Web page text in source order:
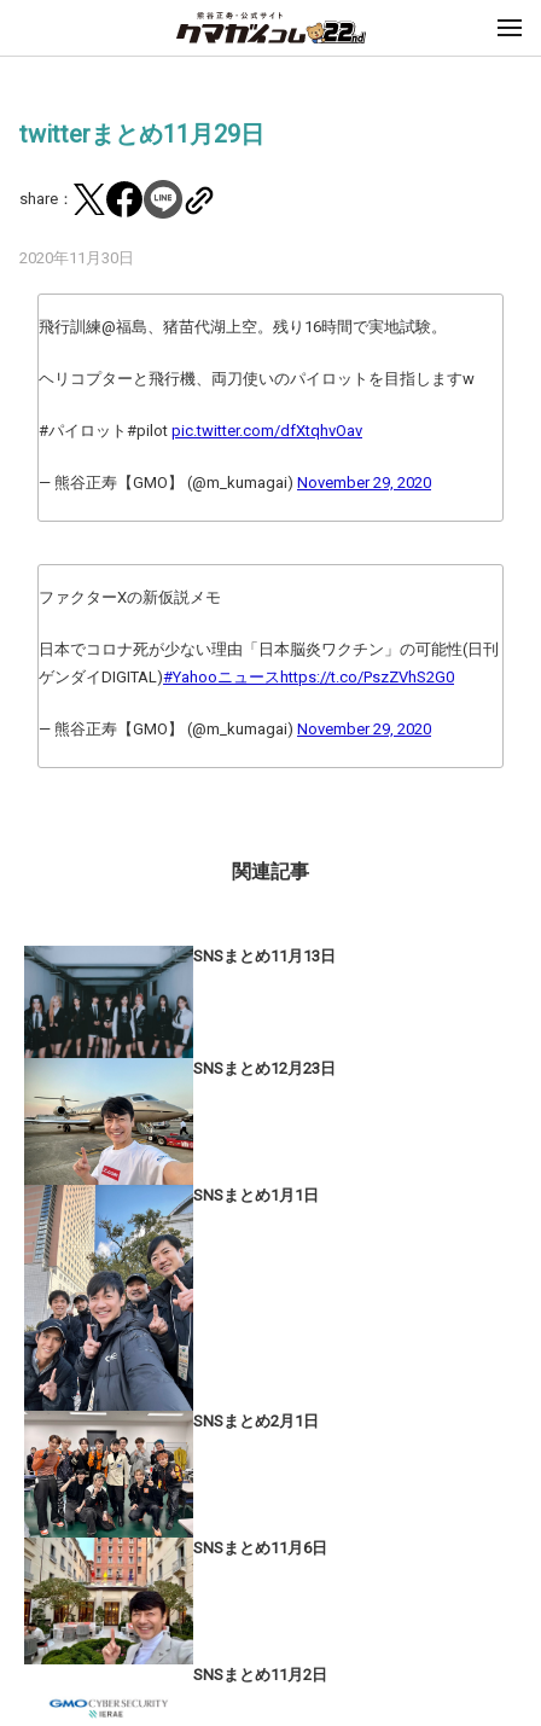
twitterまとめ11月29日
share：
2020年11月30日
飛行訓練@福島、猪苗代湖上空。残り16時間で実地試験。
ヘリコプターと飛行機、両刀使いのパイロットを目指しますw
#パイロット#pilot pic.twitter.com/dfXtqhvOav
— 熊谷正寿【GMO】 (@m_kumagai) November 29, 2020
ファクターXの新仮説メモ
日本でコロナ死が少ない理由「日本脳炎ワクチン」の可能性(日刊
ゲンダイDIGITAL)#Yahooニュース https://t.co/PszZVhS2G0
— 熊谷正寿【GMO】 (@m_kumagai) November 29, 2020
関連記事
SNSまとめ11月13日
SNSまとめ12月23日
SNSまとめ1月1日
SNSまとめ2月1日
SNSまとめ11月6日
SNSまとめ11月2日